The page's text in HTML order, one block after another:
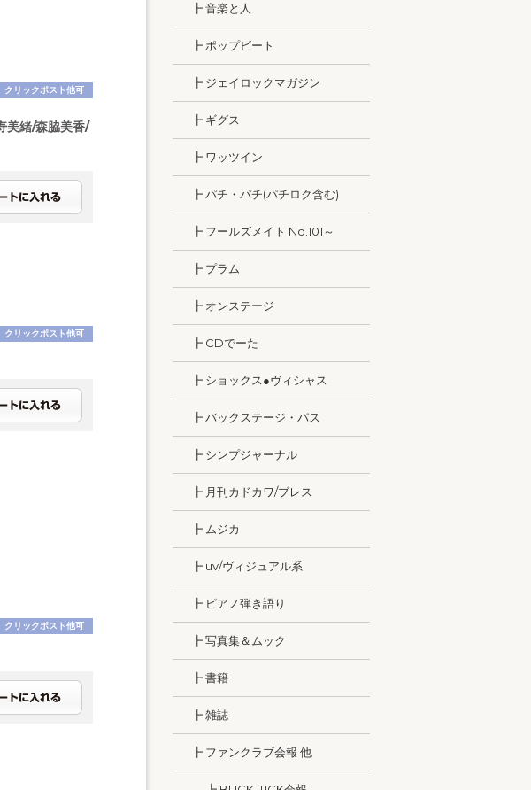
クリックポスト他可
美緒/森脇美香/
クリックポスト他可
クリックポスト他可
┣ 音楽と人
┣ ポップビート
┣ ジェイロックマガジン
┣ ギグス
┣ ワッツイン
┣ パチ・パチ(パチロク含む)
┣ フールズメイト No.101～
┣ プラム
┣ オンステージ
┣ CDでーた
┣ ショックス●ヴィシャス
┣ バックステージ・パス
┣ シンプジャーナル
┣ 月刊カドカワ/ブレス
┣ ムジカ
┣ uv/ヴィジュアル系
┣ ピアノ弾き語り
┣ 写真集＆ムック
┣ 書籍
┣ 雑誌
┣ ファンクラブ会報 他